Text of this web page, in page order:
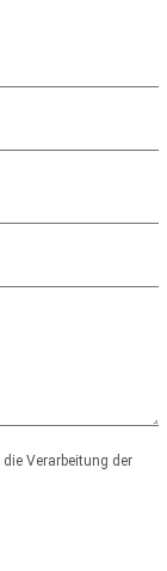
Verarbeitung der